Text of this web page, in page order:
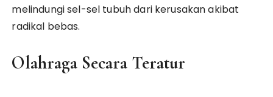
melindungi sel-sel tubuh dari kerusakan akibat
radikal bebas.
Olahraga Secara Teratur